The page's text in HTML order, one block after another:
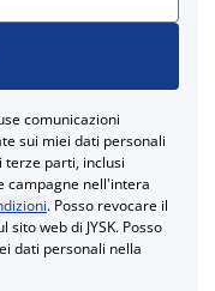
comunicazioni
sui miei dati personali
terze parti, inclusi
campagne nell'intera
. Posso revocare il
web di JYSK. Posso
dati personali nella